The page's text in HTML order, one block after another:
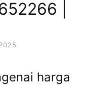
|
harga